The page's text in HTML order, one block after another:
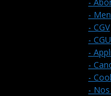
-
- CGV
- CGU
-
-
-
-